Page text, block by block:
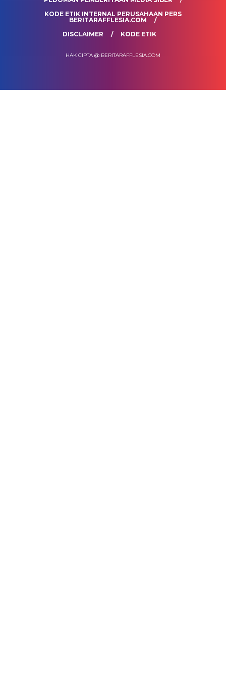
KODE ETIK INTERNAL PERUSAHAAN PERS
BERITARAFFLESIA.COM
DISCLAIMER
KODE ETIK
HAK CIPTA @ BERITARAFFLESIA.COM